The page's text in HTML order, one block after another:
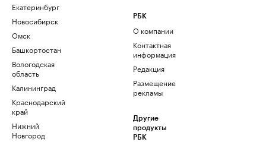
Екатеринбург
Новосибирск
Омск
Башкортостан
Вологодская
область
Калининград
Краснодарский
край
Нижний
Новгород
РБК
О компании
Контактная
информация
Редакция
Размещение
рекламы
Другие
продукты
РБК